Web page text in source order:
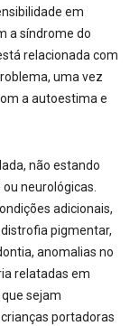
em
a síndrome do
relacionada com
uma vez
a autoestima e
não estando
neurológicas.
adicionais,
pigmentar,
anomalias no
relatadas em
sejam
portadoras